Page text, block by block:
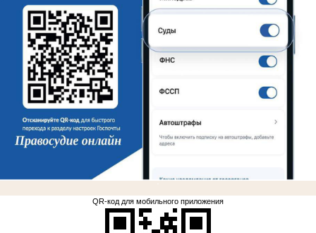
.
QR-код для мобильного приложения